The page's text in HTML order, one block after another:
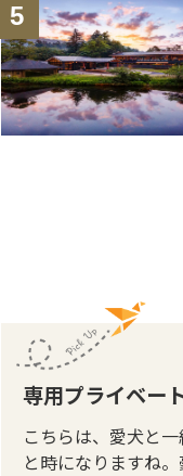
5
専用プライベー
こちらは、愛犬と
と時になりますね